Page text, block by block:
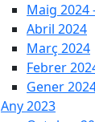
Maig 2024
Abril 2024
Març 2024
Febrer
Gener
Any 2023